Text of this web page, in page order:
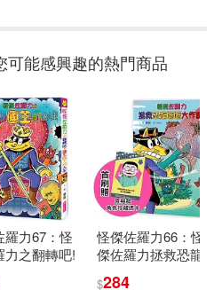
可能感興趣的熱門商品
羅力67：怪
力之翻轉吧!
怪傑佐羅力66：怪
傑佐羅力拯救恐龍
$284